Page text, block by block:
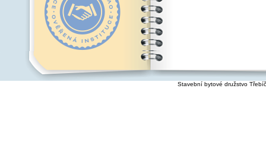
Stavební bytové družstvo